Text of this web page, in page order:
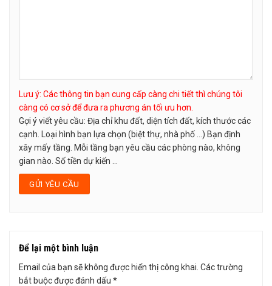
Lưu ý: Các thông tin bạn cung cấp càng chi tiết thì chúng tôi
càng có cơ sở để đưa ra phương án tối ưu hơn.
Gợi ý viết yêu cầu: Địa chỉ khu đất, diện tích đất, kích thước các
cạnh. Loại hình bạn lựa chọn (biệt thự, nhà phố …) Bạn định
xây mấy tầng. Mỗi tầng bạn yêu cầu các phòng nào, không
gian nào. Số tiền dự kiến ...
Để lại một bình luận
Email của bạn sẽ không được hiển thị công khai. Các trường
bắt buộc được đánh dấu *